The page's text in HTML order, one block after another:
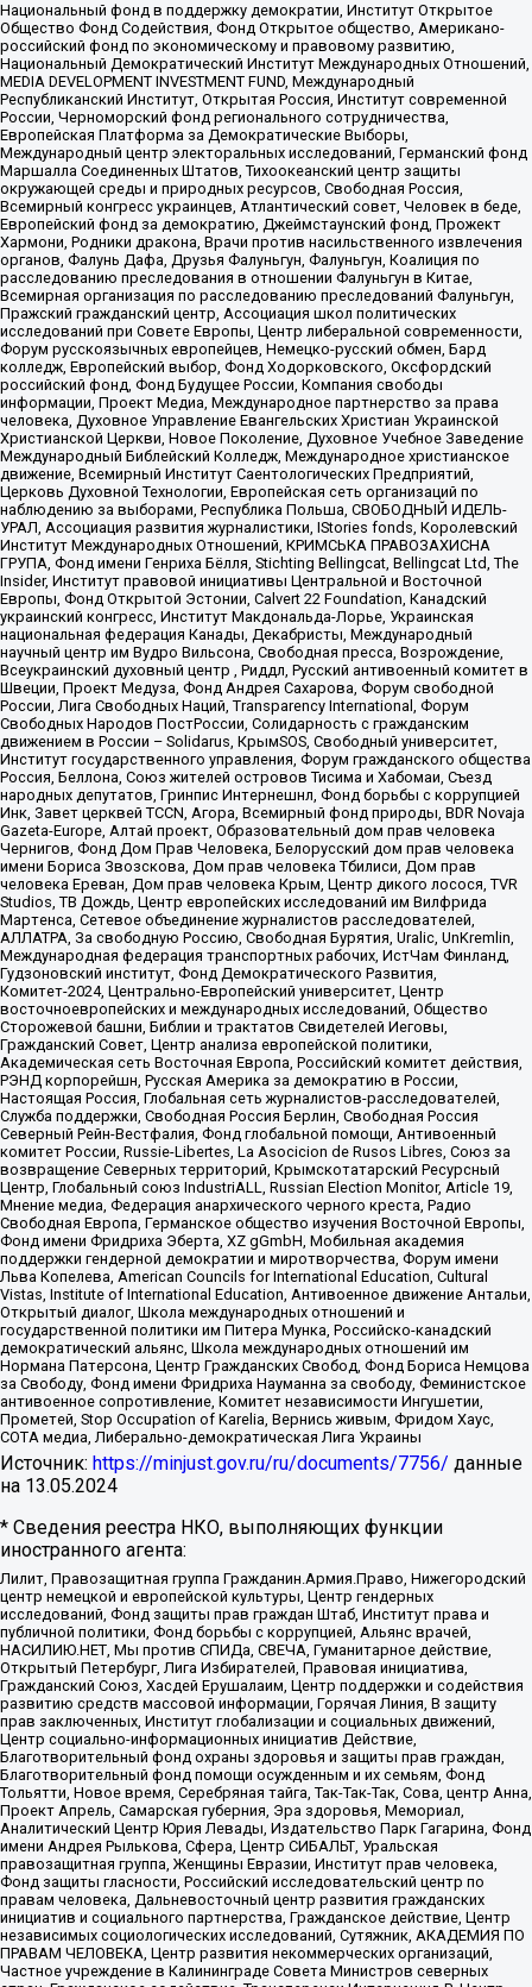
Национальный фонд в поддержку демократии, Институт Открытое
Общество Фонд Содействия, Фонд Открытое общество, Американо-
российский фонд по экономическому и правовому развитию,
Национальный Демократический Институт Международных Отношений,
MEDIA DEVELOPMENT INVESTMENT FUND, Международный
Республиканский Институт, Открытая Россия, Институт современной
России, Черноморский фонд регионального сотрудничества,
Европейская Платформа за Демократические Выборы,
Международный центр электоральных исследований, Германский фонд
Маршалла Соединенных Штатов, Тихоокеанский центр защиты
окружающей среды и природных ресурсов, Свободная Россия,
Всемирный конгресс украинцев, Атлантический совет, Человек в беде,
Европейский фонд за демократию, Джеймстаунский фонд, Прожект
Хармони, Родники дракона, Врачи против насильственного извлечения
органов, Фалунь Дафа, Друзья Фалуньгун, Фалуньгун, Коалиция по
расследованию преследования в отношении Фалуньгун в Китае,
Всемирная организация по расследованию преследований Фалуньгун,
Пражский гражданский центр, Ассоциация школ политических
исследований при Совете Европы, Центр либеральной современности,
Форум русскоязычных европейцев, Немецко-русский обмен, Бард
колледж, Европейский выбор, Фонд Ходорковского, Оксфордский
российский фонд, Фонд Будущее России, Компания свободы
информации, Проект Медиа, Международное партнерство за права
человека, Духовное Управление Евангельских Христиан Украинской
Христианской Церкви, Новое Поколение, Духовное Учебное Заведение
Международный Библейский Колледж, Международное христианское
движение, Всемирный Институт Саентологических Предприятий,
Церковь Духовной Технологии, Европейская сеть организаций по
наблюдению за выборами, Республика Польша, СВОБОДНЫЙ ИДЕЛЬ-
УРАЛ, Ассоциация развития журналистики, IStories fonds, Королевский
Институт Международных Отношений, КРИМСЬКА ПРАВОЗАХИСНА
ГРУПА, Фонд имени Генриха Бёлля, Stichting Bellingcat, Bellingcat Ltd, The
Insider, Институт правовой инициативы Центральной и Восточной
Европы, Фонд Открытой Эстонии, Calvert 22 Foundation, Канадский
украинский конгресс, Институт Макдональда-Лорье, Украинская
национальная федерация Канады, Декабристы, Международный
научный центр им Вудро Вильсона, Свободная пресса, Возрождение,
Всеукраинский духовный центр , Риддл, Русский антивоенный комитет в
Швеции, Проект Медуза, Фонд Андрея Сахарова, Форум свободной
России, Лига Свободных Наций, Transparеncy International, Форум
Свободных Народов ПостРоссии, Солидарность с гражданским
движением в России – Solidarus, КрымSOS, Свободный университет,
Институт государственного управления, Форум гражданского общества
Россия, Беллона, Союз жителей островов Тисима и Хабомаи, Съезд
народных депутатов, Гринпис Интернешнл, Фонд борьбы с коррупцией
Инк, Завет церквей TCCN, Агора, Всемирный фонд природы, BDR Novaja
Gazeta-Europe, Алтай проект, Образовательный дом прав человека
Чернигов, Фонд Дом Прав Человека, Белорусский дом прав человека
имени Бориса Звозскова, Дом прав человека Тбилиси, Дом прав
человека Ереван, Дом прав человека Крым, Центр дикого лосося, TVR
Studios, ТВ Дождь, Центр европейских исследований им Вилфрида
Мартенса, Сетевое объединение журналистов расследователей,
АЛЛАТРА, За свободную Россию, Свободная Бурятия, Uralic, UnKremlin,
Международная федерация транспортных рабочих, ИстЧам Финланд,
Гудзоновский институт, Фонд Демократического Развития,
Комитет-2024, Центрально-Европейский университет, Центр
восточноевропейских и международных исследований, Общество
Сторожевой башни, Библии и трактатов Свидетелей Иеговы,
Гражданский Совет, Центр анализа европейской политики,
Академическая сеть Восточная Европа, Российский комитет действия,
РЭНД корпорейшн, Русская Америка за демократию в России,
Настоящая Россия, Глобальная сеть журналистов-расследователей,
Служба поддержки, Свободная Россия Берлин, Свободная Россия
Северный Рейн-Вестфалия, Фонд глобальной помощи, Антивоенный
комитет России, Russie-Libertes, La Asocicion de Rusos Libres, Союз за
возвращение Северных территорий, Крымскотатарский Ресурсный
Центр, Глобальный союз IndustriALL, Russian Election Monitor, Article 19,
Мнение медиа, Федерация анархического черного креста, Радио
Свободная Европа, Германское общество изучения Восточной Европы,
Фонд имени Фридриха Эберта, XZ gGmbH, Мобильная академия
поддержки гендерной демократии и миротворчества, Форум имени
Льва Копелева, American Councils for International Education, Cultural
Vistas, Institute of International Education, Антивоенное движение Антальи,
Открытый диалог, Школа международных отношений и
государственной политики им Питера Мунка, Российско-канадский
демократический альянс, Школа международных отношений им
Нормана Патерсона, Центр Гражданских Свобод, Фонд Бориса Немцова
за Свободу, Фонд имени Фридриха Науманна за свободу, Феминистское
антивоенное сопротивление, Комитет независимости Ингушетии,
Прометей, Stop Occupation of Karelia, Вернись живым, Фридом Хаус,
СОТА медиа, Либерально-демократическая Лига Украины
Источник: https://minjust.gov.ru/ru/documents/7756/ данные
на 13.05.2024
* Сведения реестра НКО, выполняющих функции
иностранного агента:
Лилит, Правозащитная группа Гражданин.Армия.Право, Нижегородский
центр немецкой и европейской культуры, Центр гендерных
исследований, Фонд защиты прав граждан Штаб, Институт права и
публичной политики, Фонд борьбы с коррупцией, Альянс врачей,
НАСИЛИЮ.НЕТ, Мы против СПИДа, СВЕЧА, Гуманитарное действие,
Открытый Петербург, Лига Избирателей, Правовая инициатива,
Гражданский Союз, Хасдей Ерушалаим, Центр поддержки и содействия
развитию средств массовой информации, Горячая Линия, В защиту
прав заключенных, Институт глобализации и социальных движений,
Центр социально-информационных инициатив Действие,
Благотворительный фонд охраны здоровья и защиты прав граждан,
Благотворительный фонд помощи осужденным и их семьям, Фонд
Тольятти, Новое время, Серебряная тайга, Так-Так-Так, Сова, центр Анна,
Проект Апрель, Самарская губерния, Эра здоровья, Мемориал,
Аналитический Центр Юрия Левады, Издательство Парк Гагарина, Фонд
имени Андрея Рылькова, Сфера, Центр СИБАЛЬТ, Уральская
правозащитная группа, Женщины Евразии, Институт прав человека,
Фонд защиты гласности, Российский исследовательский центр по
правам человека, Дальневосточный центр развития гражданских
инициатив и социального партнерства, Гражданское действие, Центр
независимых социологических исследований, Сутяжник, АКАДЕМИЯ ПО
ПРАВАМ ЧЕЛОВЕКА, Центр развития некоммерческих организаций,
Частное учреждение в Калининграде Совета Министров северных